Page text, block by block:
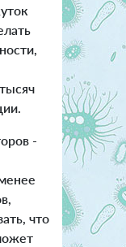
-
что